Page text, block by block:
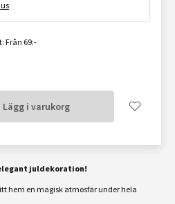
Från 69:-
Lägg i varukorg
juldekoration!
hem en magisk atmosfär under hela